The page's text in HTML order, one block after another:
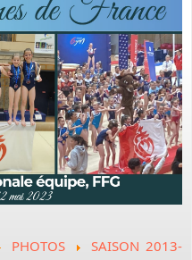
PHOTOS
SAISON 2013-